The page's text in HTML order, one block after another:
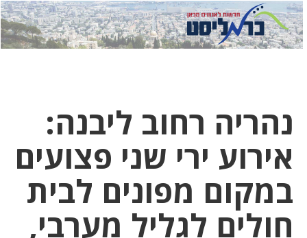
לחץ
כאן
לחץ
כדי
נהריה רחוב ליבנה:
אירוע ירי שני פצועים
במקום מפונים לבית
חולים לגליל מערבי,